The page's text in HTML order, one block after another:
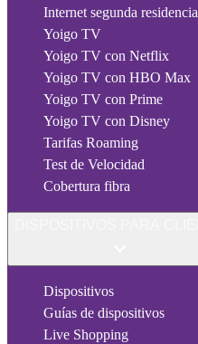
Internet segunda residencia
Yoigo TV
Yoigo TV con Netflix
Yoigo TV con HBO Max
Yoigo TV con Prime
Yoigo TV con Disney
Tarifas Roaming
Test de Velocidad
Cobertura fibra
Dispositivos
Guías de dispositivos
Live Shopping